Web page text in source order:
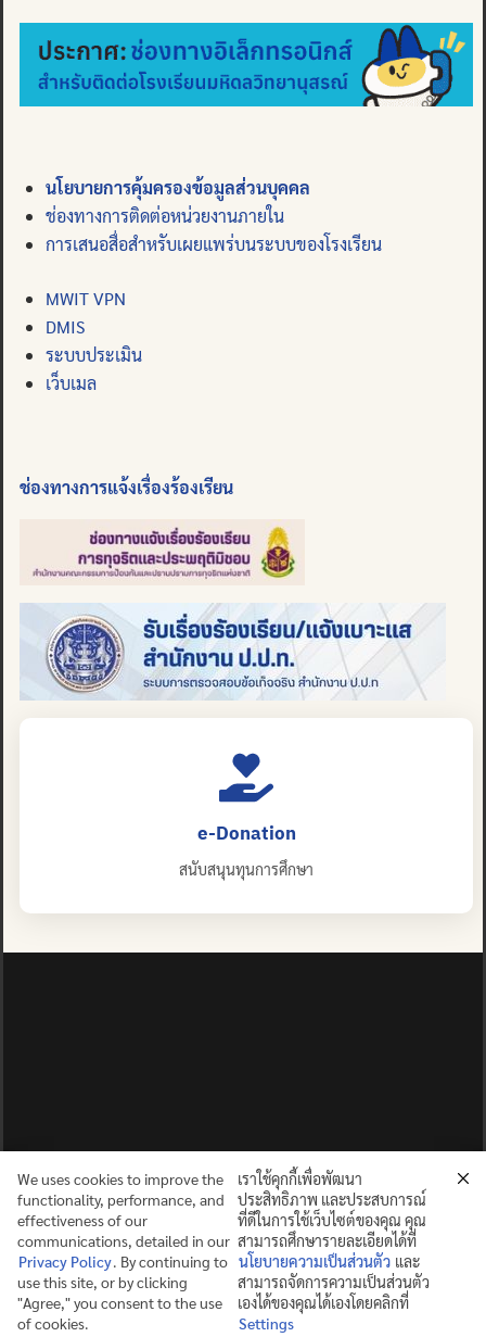
นโยบายการคุ้มครองข้อมูลส่วนบุคคล
ช่องทางการติดต่อหน่วยงานภายใน
การเสนอสื่อสำหรับเผยแพร่บนระบบของโรงเรียน
MWIT VPN
DMIS
ระบบประเมิน
เว็บเมล
ช่องทางการแจ้งเรื่องร้องเรียน
e-Donation
สนับสนุนทุนการศึกษา
ปญฺญาย ปริสุชฺฌติ (คนย่อมบริสุทธิ์ด้วยปัญญา)
©2025 MAHIDOL WITTAYANUSORN SCHOOL. ALL RIGHTS
We uses cookies to improve the
functionality, performance, and
effectiveness of our
communications, detailed in our
Privacy Policy. By continuing to
use this site, or by clicking
"Agree," you consent to the use
of cookies.
เราใช้คุกกี้เพื่อพัฒนา
ประสิทธิภาพ และประสบการณ์
ที่ดีในการใช้เว็บไซต์ของคุณ คุณ
สามารถศึกษารายละเอียดได้ที่
นโยบายความเป็นส่วนตัว และ
สามารถจัดการความเป็นส่วนตัว
เองได้ของคุณได้เองโดยคลิกที่
Settings